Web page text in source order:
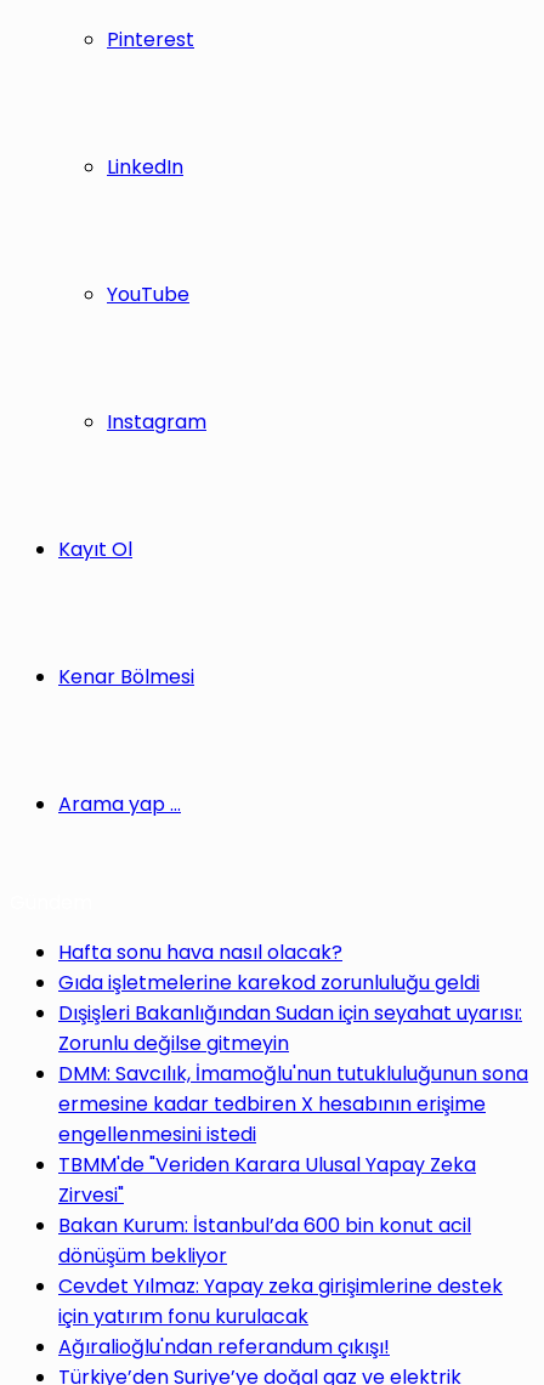
Pinterest
LinkedIn
YouTube
Instagram
Kayıt Ol
Kenar Bölmesi
Arama yap ...
Hafta sonu hava nasıl olacak?
Gıda işletmelerine karekod zorunluluğu geldi
Dışişleri Bakanlığından Sudan için seyahat uyarısı:
Zorunlu değilse gitmeyin
DMM: Savcılık, İmamoğlu'nun tutukluluğunun sona
ermesine kadar tedbiren X hesabının erişime
engellenmesini istedi
TBMM'de "Veriden Karara Ulusal Yapay Zeka
Zirvesi"
Bakan Kurum: İstanbul’da 600 bin konut acil
dönüşüm bekliyor
Cevdet Yılmaz: Yapay zeka girişimlerine destek
için yatırım fonu kurulacak
Ağıralioğlu'ndan referandum çıkışı!
Türkiye’den Suriye’ye doğal gaz ve elektrik